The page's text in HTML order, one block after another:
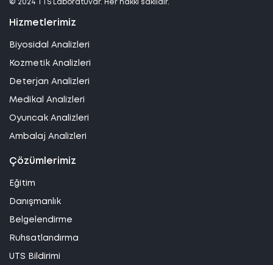
© 2024 TTS Laboratuvar. Her hakkı saklıdır.
Hizmetlerimiz
Biyosidal Analizleri
Kozmetik Analizleri
Deterjan Analizleri
Medikal Analizleri
Oyuncak Analizleri
Ambalaj Analizleri
Çözümlerimiz
Eğitim
Danışmanlık
Belgelendirme
Ruhsatlandırma
UTS Bildirimi